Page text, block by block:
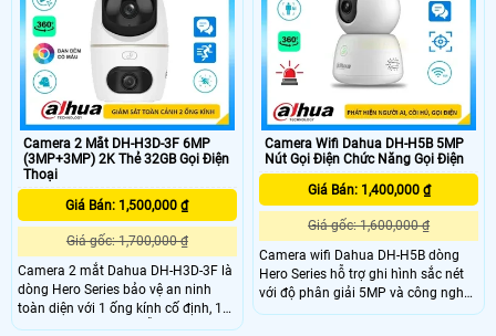
H.265 camera giúp tiết kiệm băng
thông và dung lượng lưu trữ hiệu
quả.
Camera 2 Mắt DH-H3D-3F 6MP
(3MP+3MP) 2K Thẻ 32GB Gọi Điện
Thoại
Giá Bán: 1,500,000 ₫
Giá gốc: 1,700,000 ₫
Camera 2 mắt Dahua DH-H3D-3F là
dòng Hero Series bảo vệ an ninh
toàn diện với 1 ống kính cố định, 1
ống kính xoay 360. Mỗi mắt có độ
Camera Wifi Dahua DH-H5B 5MP
Nút Gọi Điện Chức Năng Gọi Điện
Giá Bán: 1,400,000 ₫
Giá gốc: 1,600,000 ₫
Camera wifi Dahua DH-H5B dòng
Hero Series hỗ trợ ghi hình sắc nét
với độ phân giải 5MP và công nghệ
xem đêm với hồng ngoại lên đến